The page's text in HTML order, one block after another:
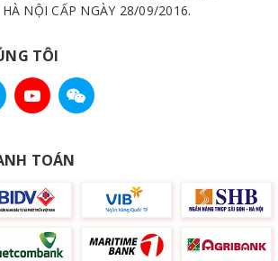
NỘI CẤP NGÀY 28/09/2016.
TÔI
TOÁN